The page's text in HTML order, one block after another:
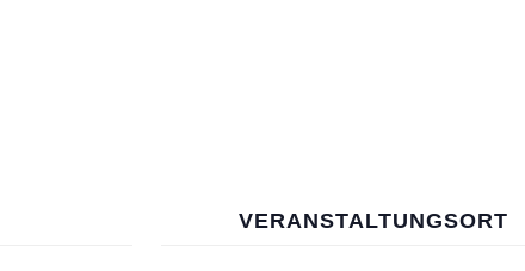
VERANSTALTUNGSORT